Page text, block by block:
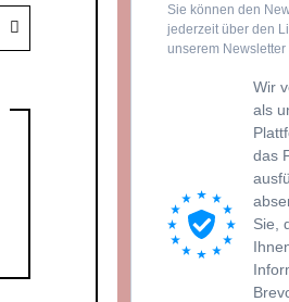
Sie können den
jederzeit über den
unserem Newsletter
Wir
als
das
Sie,